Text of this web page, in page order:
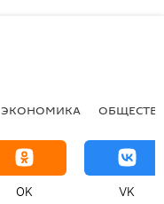
ЭКОНОМИКА
OK VK